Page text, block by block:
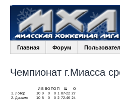
Главная Форум
Чемпионат г.Миасса
И В ВО ПО П
О
1.
Лотор 10 9 0 0 1 87-22 27
2.
Динамо 10 8 0 0 2 72-46 24